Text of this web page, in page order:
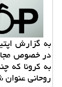
به گزارش
در خصوص
به كرونا كه
روحانی